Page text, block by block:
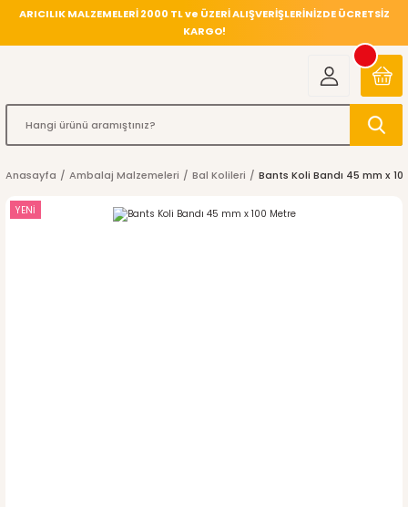
ARICILIK MALZEMELERİ 2000 TL ve ÜZERİ ALIŞVERİŞLERİNİZDE ÜCRETSİZ
KARGO!
Anasayfa Ambalaj Malzemeleri Bal Kolileri Bants Koli Bandı 45 mm x
YENİ